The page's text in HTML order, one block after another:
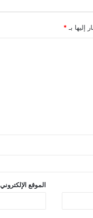
إليها بـ *
الموقع الإلكتروني